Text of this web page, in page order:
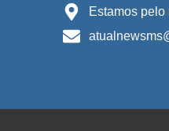
Estamos pelo